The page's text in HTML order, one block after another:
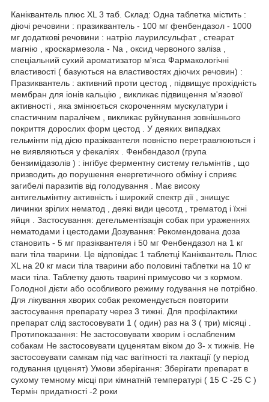
Каніквантель плюс XL 3 таб. Склад: Одна таблетка містить :
діючі речовини : празиквантель - 100 мг фенбендазол - 1000
мг додаткові речовини : натрію лаурилсульфат , стеарат
магнію , кроскармезола - Na , оксид червоного заліза ,
спеціальний сухий ароматизатор м'яса Фармакологічні
властивості ( базуються на властивостях діючих речовин) :
Празиквантель : активний проти цестод , підвищує прохідність
мембран для іонів кальцію , викликає підвищення м'язової
активності , яка змінюється скороченням мускулатури і
спастичним паралічем , викликає руйнування зовнішнього
покриття дорослих форм цестод . У деяких випадках
гельмінти під дією празіквантеля повністю перетравлюються і
не виявляються у фекаліях . Фенбендазол (група
бензимідазолів ) : інгібує ферментну систему гельмінтів , що
призводить до порушення енергетичного обміну і сприяє
загибелі паразитів від голодування . Має високу
антигельмінтну активність і широкий спектр дії , знищує
личинки зрілих нематод , деякі види цесотд , трематод і їхні
яйця . Застосування: дегельментізація собак при ураженнях
нематодами і цестодами Дозування: Рекомендована доза
становить - 5 мг празіквантеля і 50 мг Фенбендазол на 1 кг
ваги тіла тварини. Це відповідає 1 таблетці Каніквантель Плюс
XL на 20 кг маси тіла тварини або половині таблетки на 10 кг
маси тіла. Таблетку дають тварині примусово чи з кормом.
Голодної дієти або особливого режиму годування не потрібно.
Для лікування хворих собак рекомендується повторити
застосування препарату через 3 тижні. Для профілактики
препарат слід застосовувати 1 ( один) раз на 3 ( три) місяці .
Протипоказання: Не застосовувати хворим і ослабленим
собакам Не застосовувати цуценятам віком до 3- х тижнів. Не
застосовувати самкам під час вагітності та лактації (у період
годування цуценят) Умови зберігання: Зберігати препарат в
сухому темному місці при кімнатній температурі ( 15 С -25 С )
Термін придатності -2 роки